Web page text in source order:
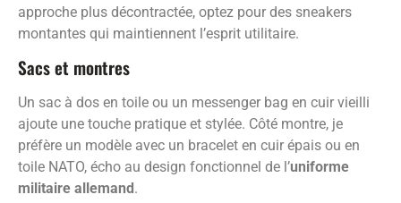
approche plus décontractée, optez pour des sneakers
montantes qui maintiennent l’esprit utilitaire.
Sacs et montres
Un sac à dos en toile ou un messenger bag en cuir vieilli
ajoute une touche pratique et stylée. Côté montre, je
préfère un modèle avec un bracelet en cuir épais ou en
toile NATO, écho au design fonctionnel de l’uniforme
militaire allemand .